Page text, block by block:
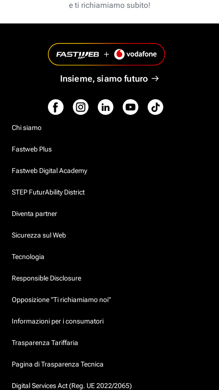
e ti richiamiamo subito!
Insieme, siamo futuro
Chi siamo
Fastweb Plus
Fastweb Digital Academy
STEP FuturAbility District
Diventa partner
Sicurezza sul Web
Tecnologia
Responsible Disclosure
Opposizione "Ti richiamiamo noi"
Informazioni per i consumatori
Trasparenza Tariffaria
Pagina di Trasparenza Tecnica
Digital Services Act (Reg. UE 2022/2065)